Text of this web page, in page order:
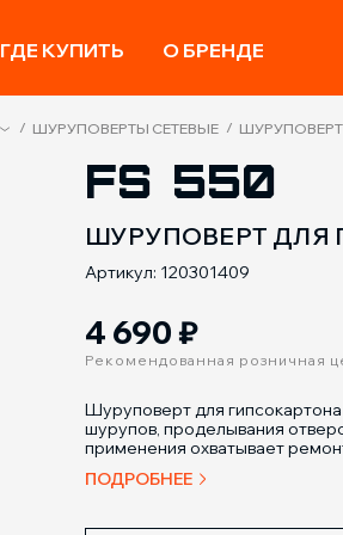
ГДЕ КУПИТЬ О БРЕНДЕ
/ ШУРУПОВЕРТЫ СЕТЕВЫЕ / ШУРУПОВЕРТ
FS 550
ШУРУПОВЕРТ ДЛЯ
Артикул: 120301409
4 690 ₽
Рекомендованная розничная
Шуруповерт для
шурупов, проделывания
применения охватывает
ПОДРОБНЕЕ